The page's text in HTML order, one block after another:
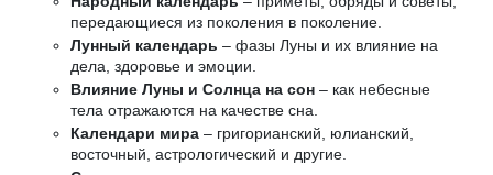
передающиеся из поколения в поколение.
Лунный календарь – фазы Луны и их влияние на
дела, здоровье и эмоции.
Влияние Луны и Солнца на сон – как небесные
тела отражаются на качестве сна.
Календари мира – григорианский, юлианский,
восточный, астрологический и другие.